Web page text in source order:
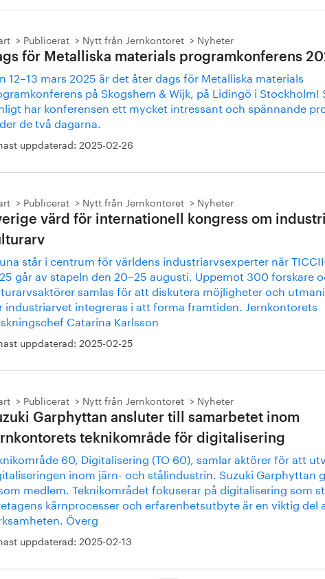
Publicerat Nytt från Jernkontoret Nyheter
för Metalliska materials programkonferens
12–13 mars 2025 är det åter dags för Metalliska materials
på Skogshem & Wijk, på Lidingö i Stockholm!
har konferensen ett mycket intressant och spännande
de två dagarna.
uppdaterad: 2025-02-26
Publicerat Nytt från Jernkontoret Nyheter
värd för internationell kongress om
står i centrum för världens industriarvsexperter när
går av stapeln den 20–25 augusti. Uppemot 300 forskare
samlas för att diskutera möjligheter och
industriarvet integreras i att forma framtiden. Jernkontorets
Catarina Karlsson
uppdaterad: 2025-02-25
Publicerat Nytt från Jernkontoret Nyheter
Garphyttan ansluter till samarbetet inom
teknikområde för digitalisering
60, Digitalisering (TO 60), samlar aktörer för att
inom järn- och stålindustrin. Suzuki Garphyttan
medlem. Teknikområdet fokuserar på digitalisering som
kärnprocesser och erfarenhetsutbyte är en viktig del
Överg
uppdaterad: 2025-02-13